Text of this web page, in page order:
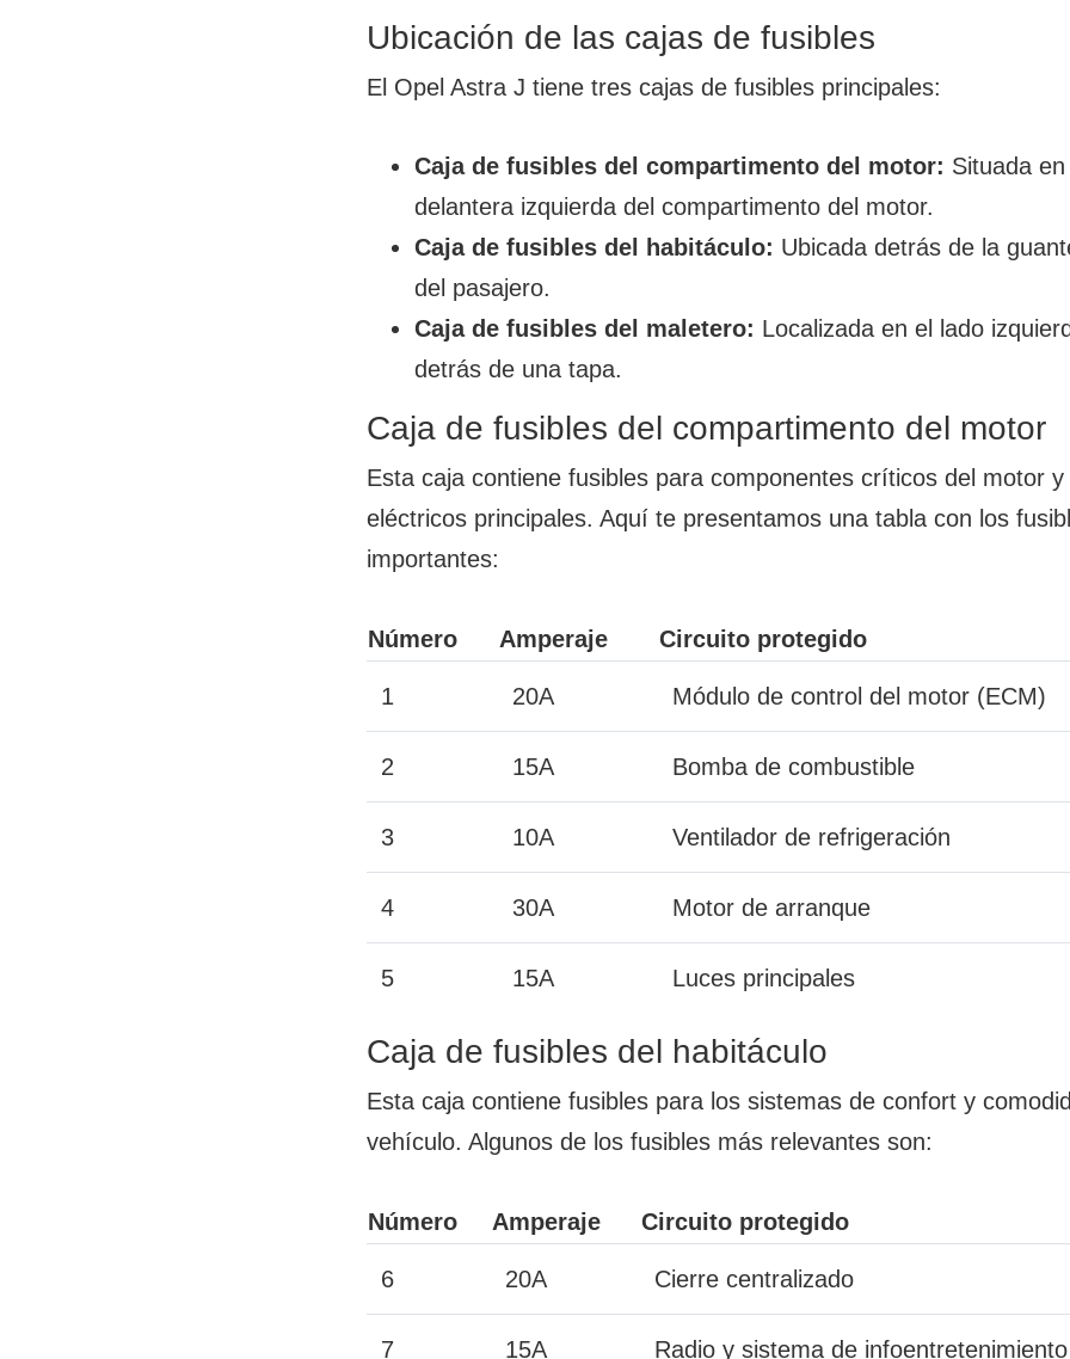
Ubicación de las cajas de fusibles
El Opel Astra J tiene tres cajas de fusibles principales:
Caja de fusibles del compartimento del motor: Situada
delantera izquierda del compartimento del motor.
Caja de fusibles del habitáculo: Ubicada detrás de la
del pasajero.
Caja de fusibles del maletero: Localizada en el lado
detrás de una tapa.
Caja de fusibles del compartimento del motor
Esta caja contiene fusibles para componentes críticos del motor
eléctricos principales. Aquí te presentamos una tabla con los
importantes:
Número Amperaje Circuito protegido
1 20A Módulo de control del motor (ECM)
2 15A Bomba de combustible
3 10A Ventilador de refrigeración
4 30A Motor de arranque
5 15A Luces principales
Caja de fusibles del habitáculo
Esta caja contiene fusibles para los sistemas de confort y
vehículo. Algunos de los fusibles más relevantes son:
Número Amperaje Circuito protegido
6 20A Cierre centralizado
7 15A Radio y sistema de infoentretenimiento